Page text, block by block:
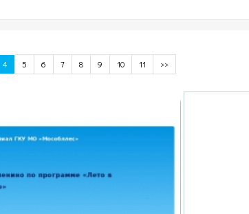
4 5 6 7 8 9 10 11 >>